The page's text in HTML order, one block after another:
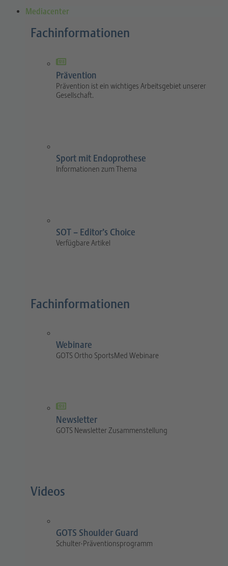
Mediacenter
Fachinformationen
Prävention
Prävention ist ein wichtiges Arbeitsgebiet unserer
Gesellschaft.
Sport mit Endoprothese
Informationen zum Thema
SOT – Editor’s Choice
Verfügbare Artikel
Fachinformationen
Webinare
GOTS Ortho SportsMed Webinare
Newsletter
GOTS Newsletter Zusammenstellung
Videos
GOTS Shoulder Guard
Schulter-Präventionsprogramm